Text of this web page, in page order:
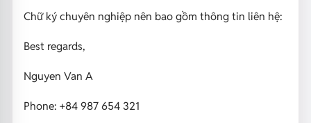
Chữ ký chuyên nghiệp nên bao gồm thông tin liên hệ:
Best regards,
Nguyen Van A
Phone: +84 987 654 321